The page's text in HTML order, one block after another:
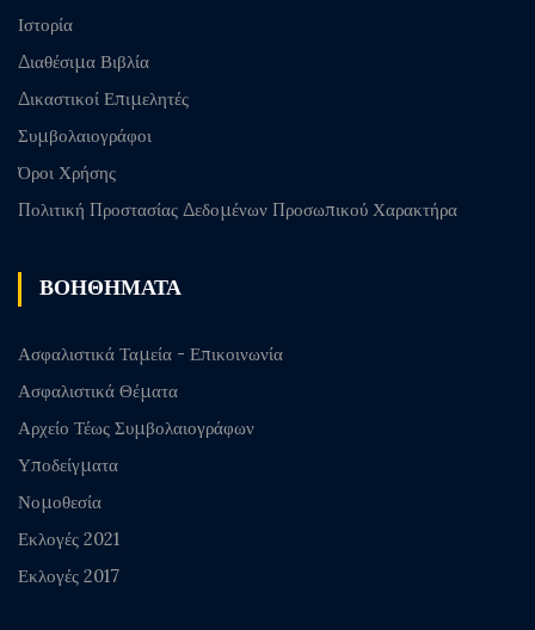
Ιστορία
Διαθέσιμα Βιβλία
Δικαστικοί Επιμελητές
Συμβολαιογράφοι
Όροι Χρήσης
Πολιτική Προστασίας Δεδομένων Προσωπικού Χαρακτήρα
ΒΟΗΘΗΜΑΤΑ
Ασφαλιστικά Ταμεία - Επικοινωνία
Ασφαλιστικά Θέματα
Αρχείο Τέως Συμβολαιογράφων
Υποδείγματα
Νομοθεσία
Εκλογές 2021
Εκλογές 2017